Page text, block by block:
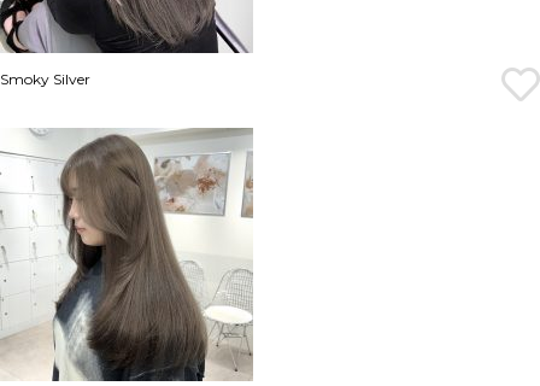
Smoky Silver